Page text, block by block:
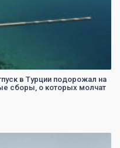
в Турции подорожал на
сборы, о которых молчат